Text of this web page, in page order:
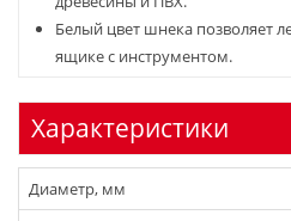
Белый цвет шнека позволяет
ящике с инструментом.
Характеристики
Диаметр, мм